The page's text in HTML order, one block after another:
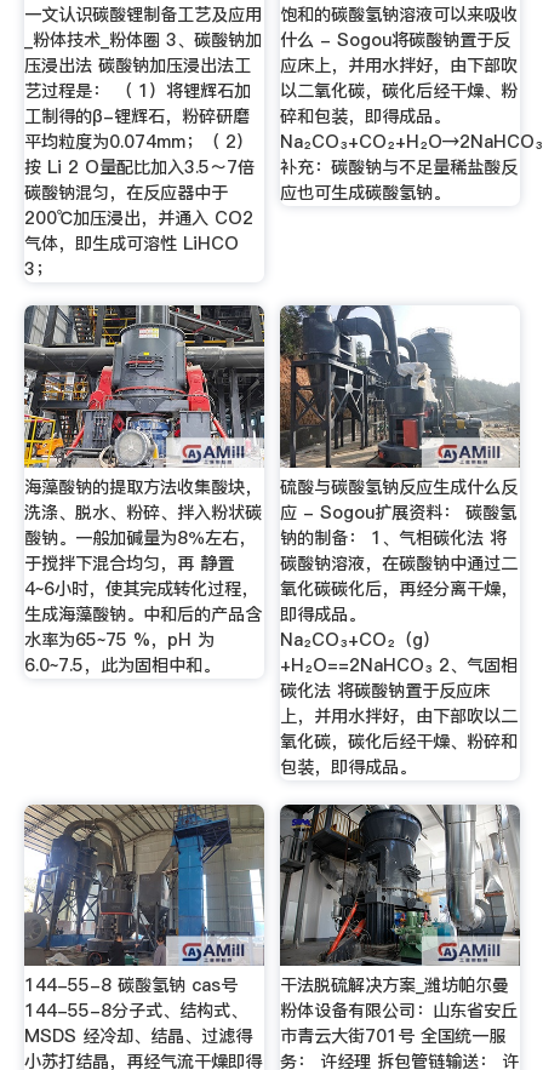
一文认识碳酸锂制备工艺及应用
_粉体技术_粉体圈 3、碳酸钠加
压浸出法 碳酸钠加压浸出法工
艺过程是： （ 1）将锂辉石加
工制得的β-锂辉石，粉碎研磨
平均粒度为0.074mm；（ 2）
按 Li 2 O量配比加入3.5～7倍
碳酸钠混匀，在反应器中于
200℃加压浸出，并通入 CO2
气体，即生成可溶性 LiHCO
3；
饱和的碳酸氢钠溶液可以来吸收
什么 - Sogou将碳酸钠置于反
应床上，并用水拌好，由下部吹
以二氧化碳，碳化后经干燥、粉
碎和包装，即得成品。
Na₂CO₃+CO₂+H₂O→2NaHCO₃
补充：碳酸钠与不足量稀盐酸反
应也可生成碳酸氢钠。
海藻酸钠的提取方法收集酸块，
洗涤、脱水、粉碎、拌入粉状碳
酸钠。一般加碱量为8％左右，
于搅拌下混合均匀，再 静置
4~6小时，使其完成转化过程，
生成海藻酸钠。中和后的产品含
水率为65~75 %，pH 为
6.0~7.5，此为固相中和。
硫酸与碳酸氢钠反应生成什么反
应 - Sogou扩展资料： 碳酸氢
钠的制备： 1、气相碳化法 将
碳酸钠溶液，在碳酸钠中通过二
氧化碳碳化后，再经分离干燥，
即得成品。
Na₂CO₃+CO₂（g）
+H₂O==2NaHCO₃ 2、气固相
碳化法 将碳酸钠置于反应床
上，并用水拌好，由下部吹以二
氧化碳，碳化后经干燥、粉碎和
包装，即得成品。
144-55-8 碳酸氢钠 cas号
144-55-8分子式、结构式、
MSDS 经冷却、结晶、过滤得
小苏打结晶，再经气流干燥即得
干法脱硫解决方案_潍坊帕尔曼
粉体设备有限公司：山东省安丘
市青云大街701号 全国统一服
务： 许经理 拆包管链输送： 许